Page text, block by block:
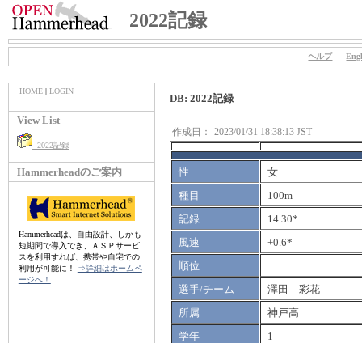
2022記録
ヘルプ
HOME| LOGIN
View List
2022記録
Hammerheadのご案内
Hammerheadは、自由設計、しかも
短期間で導入でき、ＡＳＰサービ
スを利用すれば、携帯や自宅での
利用が可能に！
⇒詳細はホームペ
ージへ！
DB: 2022記録
作成日： 2023/01/31 18:38:13 JST
性
女
種目
100m
記録
14.30*
風速
+0.6*
順位
選手/チーム
澤田 彩花
所属
神戸高
学年
1